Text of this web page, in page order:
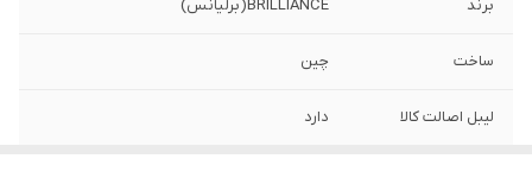
برند BRILLIANCE(برلیانس)
ساخت چین
ليبل اصالت كالا دارد